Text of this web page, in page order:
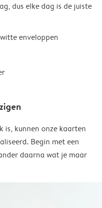
dus elke dag is de juiste
enveloppen
is, kunnen onze kaarten
Begin met een
daarna wat je maar